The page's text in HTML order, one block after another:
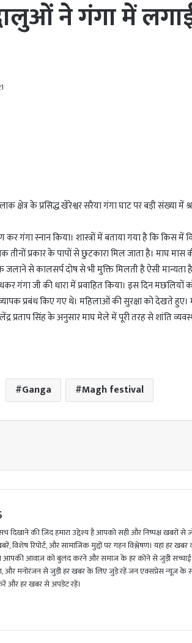
ने गंगा में
क्षेत्र के प्रसिद्ध खेरेश्वर सरैया गंगा घाट पर बड़ी संख्या
कर गंगा स्नान किया। शास्त्रों में बताया गया है कि किस में
प्रकार के पापों से छुटकारा मिल जाता है। माघ मास
से कालसर्प दोष से भी मुक्ति मिलती है ऐसी मान्यता
गंगा जी की धारा में प्रवाहित किया। इस दिन मछलियों
प्रबंध किए गए थे। महिलाओं की सुरक्षा को देखते हुए।
प्रताप सिंह के अनुसार माघ मेले में पूरी तरह से शांति
Ganga Magh festival
दिखाने की ज़िद हमारा उद्देश्य है आपको सही और निष्पक्ष खबरों
विशेष रिपोर्ट, और सामाजिक मुद्दों पर गहन विश्लेषण। यहां हर खबर
आपकी आवाज़ को बुलंद करने और समाज के हर कोने से जुड़ी सच्चाई
और मनोरंजन से जुड़ी हर खबर के लिए जुड़े रहें जन एक्सप्रेस न्यूज़ के
और हर खबर से अपडेट रहें।